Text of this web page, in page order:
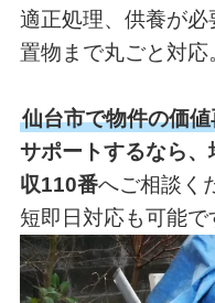
適正処理、供養が
置物まで丸ごと対応
仙台市で物件の価
サポートするなら
収110番へご相談く
短即日対応も可能で